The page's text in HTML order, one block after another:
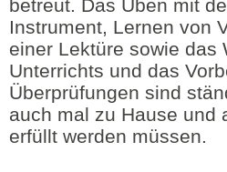
betreut. Das Üben mit
Instrument, Lernen von
einer Lektüre sowie das
Unterrichts und das
Überprüfungen sind
auch mal zu Hause und
erfüllt werden müssen.